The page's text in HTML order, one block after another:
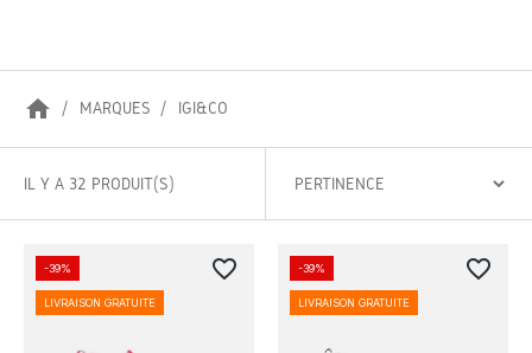
home MARQUES IGI&CO
IL Y A 32 PRODUIT(S)
-39%
LIVRAISON GRATUITE
favorite_border -39%
LIVRAISON GRATUITE
favorite_border